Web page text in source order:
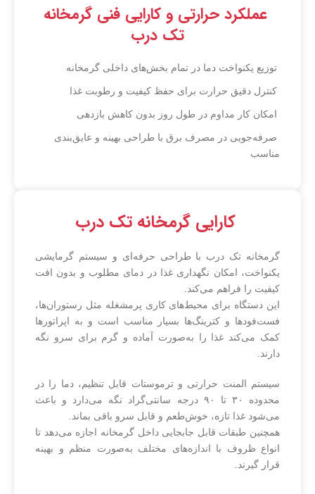
عملکرد حرارتی و کارایی فنی گرمخانه
تک درب
توزیع یکنواخت دما در تمام بخش‌های داخلی گرمخانه
کنترل دقیق حرارت برای حفظ کیفیت و رطوبت غذا
امکان کار مداوم در طول روز بدون کاهش بازدهی
صرفه‌جویی در مصرف برق با طراحی بهینه و عایق‌بندی
مناسب
کارایی گرمخانه تک درب
گرمخانه تک درب با طراحی حرفه‌ای و سیستم گرمایشی
یکنواخت، امکان نگهداری غذا در دمای مطلوب و بدون افت
کیفیت را فراهم می‌کند.
این دستگاه برای محیط‌های کاری پرمشغله مثل رستوران‌ها،
فست‌فودها و کترینگ‌ها بسیار مناسب است و به اپراتورها
کمک می‌کند غذا را به‌صورت آماده و گرم برای سرو نگه
دارند.
سیستم المنت حرارتی و ترموستات قابل تنظیم، دما را در
محدوده ۳۰ تا ۹۰ درجه سانتی‌گراد نگه می‌دارد و باعث
می‌شود غذا تازه، خوش‌طعم و قابل سرو باقی بماند.
همچنین طبقات قابل جابجایی داخل گرمخانه اجازه می‌دهد تا
انواع ظروف با اندازه‌های مختلف به‌صورت منظم و بهینه
قرار گیرند.